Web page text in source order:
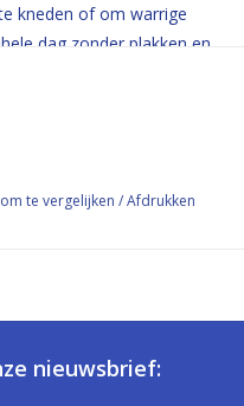
kneden of om warrige
dag zonder plakken en
en kneed in het haar.
te vergelijken /Afdrukken
nieuwsbrief: